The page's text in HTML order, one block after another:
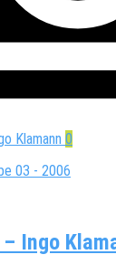
0
03 - 2006
Ingo